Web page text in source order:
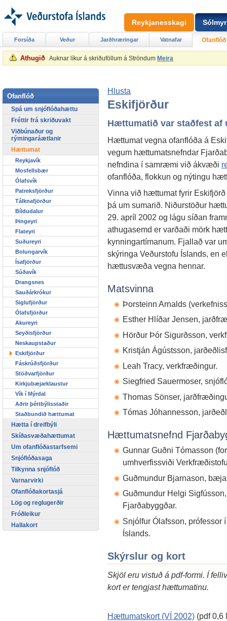
Athugið Auknar líkur á skriðuföllum á Ströndum Meira
Hlusta
Eskifjörður
Hættumatið var staðfest af
Hættumat vegna ofanflóða á
vegum hættumatsnefndar
nefndina í samræmi við ákvæði
ofanflóða, flokkun og nýtingu
Vinna við hættumat fyrir
þá um sumarið. Niðurstöður
29. apríl 2002 og lágu síðan
athugasemd er varðaði mörk
kynningartímanum. Fjallað var
skýringa Veðurstofu Íslands, en
hættusvæða vegna hennar.
Matsvinna
Þorsteinn Arnalds
Esther Hlíðar Jensen,
Hörður Þór Sigurðsson,
Kristján Ágústsson,
Leah Tracy, verkfræðingur.
Siegfried Sauermoser,
Thomas Sönser,
Tómas Jóhannesson,
Hættumatsnefnd
Gunnar Guðni Tómasson
umhverfissviði
Guðmundur Bjarnason,
Guðmundur Helgi
Fjarðabyggðar.
Snjólfur Ólafsson,
Íslands.
Skýrslur og kort
Skjöl eru vistuð á pdf-formi. Í
kort er tengjast hættumatinu.
Hættumatskort (VÍ 2002) (pdf 0,6
Forsíða Veður Jarðhræringar Vatnafar Ofanflóð
Ofanflóð
Spá um snjóflóðahættu
Fréttir frá skriðuvakt
Viðbúnaður og
rýmingaráætlanir
Hættumat
Reykjavík
Mosfellsbær
Ólafsvík
Patreksfjörður
Tálknafjörður
Bíldudalur
Þingeyri
Flateyri
Suðureyri
Bolungarvík
Ísafjörður
Súðavík
Drangsnes
Sauðárkrókur
Siglufjörður
Ólafsfjörður
Akureyri
Seyðisfjörður
Neskaupstaður
Eskifjörður
Fáskrúðsfjörður
Stöðvarfjörður
Kirkjubæjarklaustur
Vík í Mýrdal
Aðrir þéttbýlisstaðir
Staðbundið hættumat
Hætta í dreifbýli
Skíðasvæðahættumat
Um ofanflóðastarfsemi
Snjóflóðasaga
Tilkynna snjóflóð
Varnarvirki
Ofanflóðakortasjá
Lög og reglugerðir
Fróðleikur
Hallakort
Reykjanesskagi